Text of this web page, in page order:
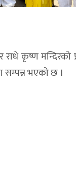
राधे कृष्ण मन्दिरको
सम्पन्न भएको छ ।